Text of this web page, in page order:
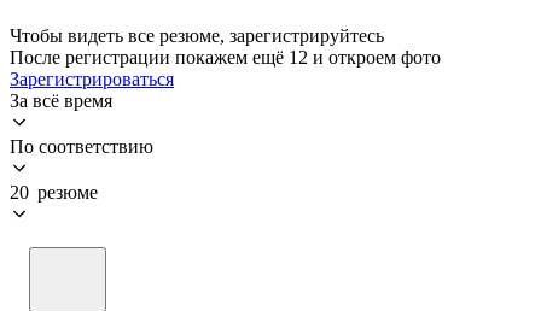
Чтобы видеть все резюме, зарегистрируйтесь
После регистрации покажем ещё 12 и откроем фото
Зарегистрироваться
За всё время
По соответствию
20 резюме